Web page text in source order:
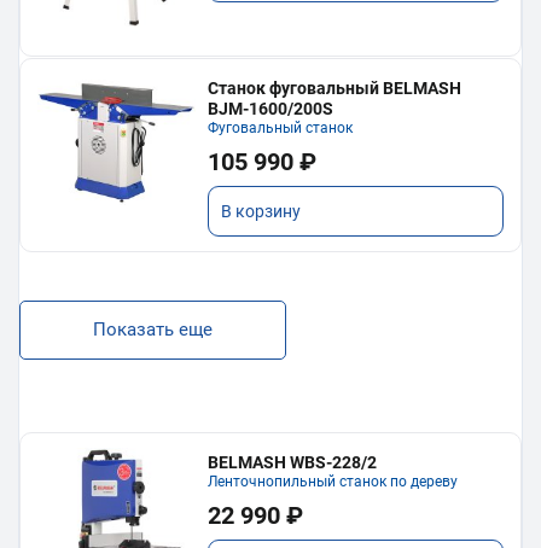
Станок фуговальный BELMASH
BJM-1600/200S
Фуговальный станок
105 990 ₽
В корзину
Показать еще
BELMASH WBS-228/2
Ленточнопильный станок по дереву
22 990 ₽